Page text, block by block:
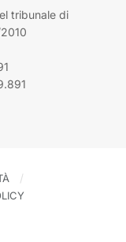
tribunale di